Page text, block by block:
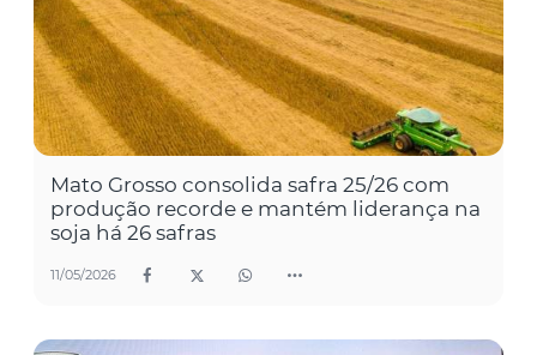
Mato Grosso consolida safra 25/26 com
produção recorde e mantém liderança na
soja há 26 safras
11/05/2026